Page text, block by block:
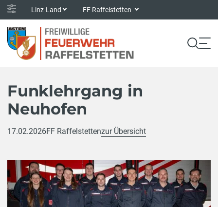
Linz-Land FF Raffelstetten
Funklehrgang in
Neuhofen
17.02.2026FF Raffelstettenzur Übersicht